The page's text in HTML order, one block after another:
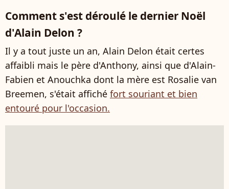
Comment s'est déroulé le dernier Noël
d'Alain Delon ?
Il y a tout juste un an, Alain Delon était certes
affaibli mais le père d'Anthony, ainsi que d'Alain-
Fabien et Anouchka dont la mère est Rosalie van
Breemen, s'était affiché fort souriant et bien
entouré pour l'occasion.